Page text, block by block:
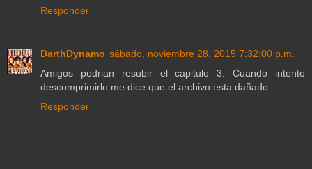
Responder
DarthDynamo sábado, noviembre 28, 2015 7:32:00 p.m.
Amigos podrian resubir el capitulo 3. Cuando intento
descomprimirlo me dice que el archivo esta dañado.
Responder